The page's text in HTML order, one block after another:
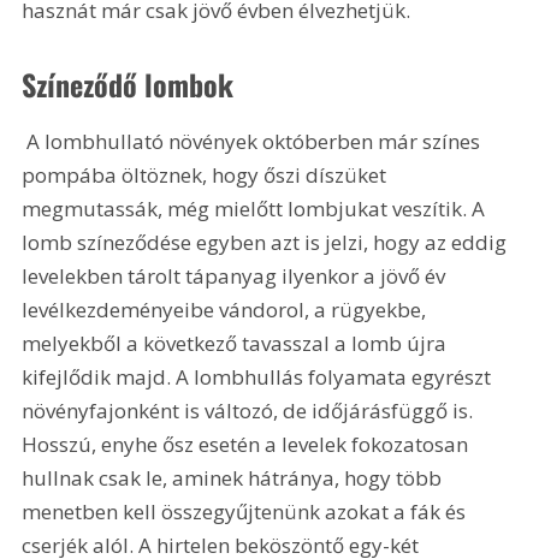
hasznát már csak jövő évben élvezhetjük.
Színeződő lombok
A lombhullató növények októberben már színes
pompába öltöznek, hogy őszi díszüket
megmutassák, még mielőtt lombjukat veszítik. A
lomb színeződése egyben azt is jelzi, hogy az eddig
levelekben tárolt tápanyag ilyenkor a jövő év
levélkezdeményeibe vándorol, a rügyekbe,
melyekből a következő tavasszal a lomb újra
kifejlődik majd. A lombhullás folyamata egyrészt
növényfajonként is változó, de időjárásfüggő is.
Hosszú, enyhe ősz esetén a levelek fokozatosan
hullnak csak le, aminek hátránya, hogy több
menetben kell összegyűjtenünk azokat a fák és
cserjék alól. A hirtelen beköszöntő egy-két